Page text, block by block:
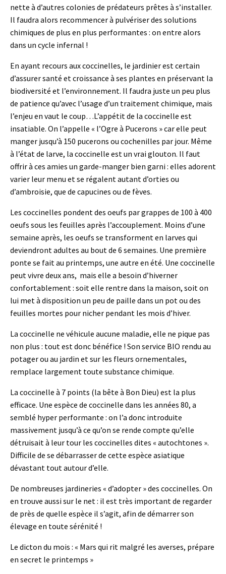
nette à d’autres colonies de prédateurs prêtes à s’installer.
Il faudra alors recommencer à pulvériser des solutions
chimiques de plus en plus performantes : on entre alors
dans un cycle infernal !
En ayant recours aux coccinelles, le jardinier est certain
d’assurer santé et croissance à ses plantes en préservant la
biodiversité et l’environnement. Il faudra juste un peu plus
de patience qu’avec l’usage d’un traitement chimique, mais
l’enjeu en vaut le coup…L’appétit de la coccinelle est
insatiable. On l’appelle « l’Ogre à Pucerons » car elle peut
manger jusqu’à 150 pucerons ou cochenilles par jour. Même
à l’état de larve, la coccinelle est un vrai glouton. Il faut
offrir à ces amies un garde-manger bien garni : elles adorent
varier leur menu et se régalent autant d’orties ou
d’ambroisie, que de capucines ou de fèves.
Les coccinelles pondent des oeufs par grappes de 100 à 400
oeufs sous les feuilles après l’accouplement. Moins d’une
semaine après, les oeufs se transforment en larves qui
deviendront adultes au bout de 6 semaines. Une première
ponte se fait au printemps, une autre en été. Une coccinelle
peut vivre deux ans, mais elle a besoin d’hiverner
confortablement : soit elle rentre dans la maison, soit on
lui met à disposition un peu de paille dans un pot ou des
feuilles mortes pour nicher pendant les mois d’hiver.
La coccinelle ne véhicule aucune maladie, elle ne pique pas
non plus : tout est donc bénéfice ! Son service BIO rendu au
potager ou au jardin et sur les fleurs ornementales,
remplace largement toute substance chimique.
La coccinelle à 7 points (la bête à Bon Dieu) est la plus
efficace. Une espèce de coccinelle dans les années 80, a
semblé hyper performante : on l’a donc introduite
massivement jusqu’à ce qu’on se rende compte qu’elle
détruisait à leur tour les coccinelles dites « autochtones ».
Difficile de se débarrasser de cette espèce asiatique
dévastant tout autour d’elle.
De nombreuses jardineries « d’adopter » des coccinelles. On
en trouve aussi sur le net : il est très important de regarder
de près de quelle espèce il s’agit, afin de démarrer son
élevage en toute sérénité !
Le dicton du mois : « Mars qui rit malgré les averses, prépare
en secret le printemps »